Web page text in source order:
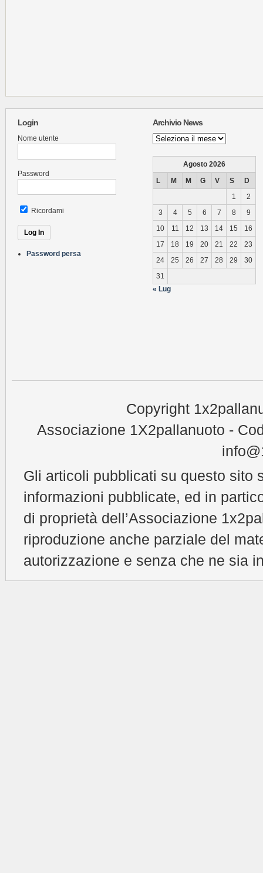
Login
Nome utente
Password
Ricordami
Password persa
Archivio News
Archivio
News
Agosto 2026
L
M M G V S
D
1
2
3
4 5 6 7 8
9
10
11 12 13 14 15
16
17
18 19 20 21 22
23
24
25 26 27 28 29
30
31
« Lug
Copyright
Associazione 1X2pallanuoto -
Gli articoli pubblicati su questo sito
informazioni pubblicate, ed in
di proprietà dell’Associazione
riproduzione anche parziale del
autorizzazione e senza che ne sia